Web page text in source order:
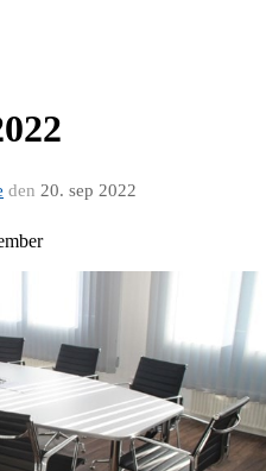
den 20. sep 2022